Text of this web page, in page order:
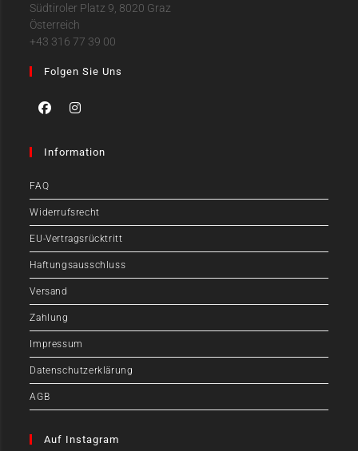
Südtiroler Platz 9, 8020 Graz
Österreich
+43 316 77 39 00
Folgen Sie Uns
Information
FAQ
Widerrufsrecht
EU-Vertragsrücktritt
Haftungsausschluss
Versand
Zahlung
Impressum
Datenschutzerklärung
AGB
Auf Instagram